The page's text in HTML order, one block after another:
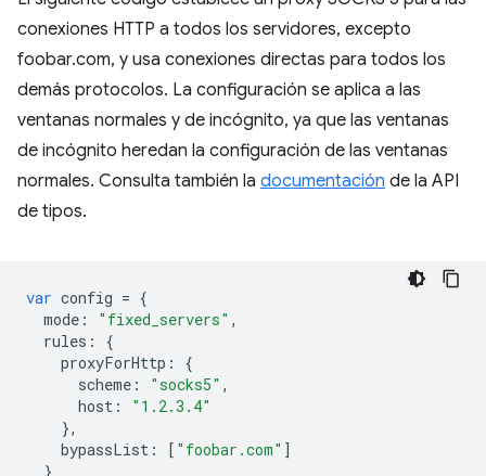
conexiones HTTP a todos los servidores, excepto
foobar.com, y usa conexiones directas para todos los
demás protocolos. La configuración se aplica a las
ventanas normales y de incógnito, ya que las ventanas
de incógnito heredan la configuración de las ventanas
normales. Consulta también la documentación de la API
de tipos.
var config = {
mode : "fixed_servers" ,
rules :
{
proxyForHttp :
{
scheme : "socks5" ,
host :
"1.2.3.4"
},
bypassList : [ "foobar.com" ]
}